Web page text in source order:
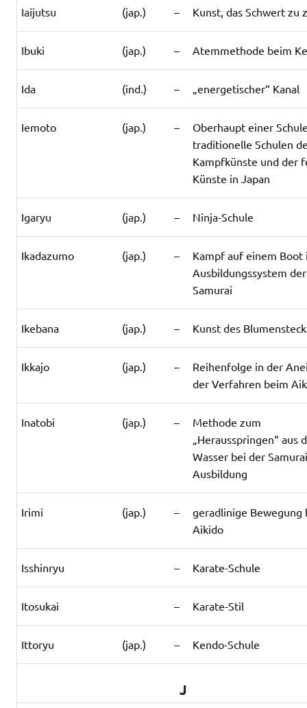
Iaijutsu (jap.) – Kunst, das Schwert zu
Ibuki (jap.) – Atemmethode beim
Ida (ind.) – „energetischer“ Kanal
Iemoto (jap.) –
Oberhaupt einer
traditionelle Schulen
Kampfkünste und der
Künste in Japan
Igaryu (jap.) – Ninja-Schule
Ikadazumo (jap.) –
Kampf auf einem Boot
Ausbildungssystem der
Samurai
Ikebana (jap.) – Kunst des
Ikkajo (jap.) –
Reihenfolge in der
der Verfahren beim
Inatobi (jap.) –
Methode zum
„Herausspringen“ aus
Wasser bei der
Ausbildung
Irimi (jap.) –
geradlinige Bewegung
Aikido
Isshinryu – Karate-Schule
Itosukai – Karate-Stil
Ittoryu (jap.) – Kendo-Schule
J